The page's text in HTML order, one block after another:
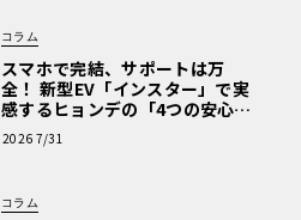
コラム
スマホで完結、サポートは万
全！ 新型EV「インスター」で実
感するヒョンデの「4つの安心」
【第1回・ヒョンデ6つの疑問：
Why? Hyundai?】〈PR〉
2026 7/31
コラム